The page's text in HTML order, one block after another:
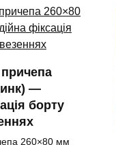
—
борту
260×80 мм